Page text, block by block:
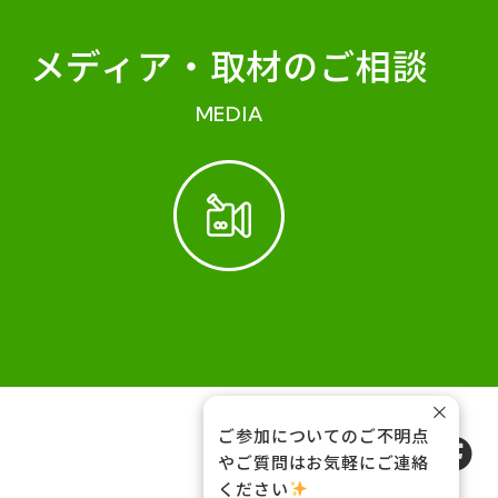
メディア・ 取材のご相談
MEDIA
FOLLOW US
ご参加についてのご不明点
やご質問はお気軽にご連絡
ください
×